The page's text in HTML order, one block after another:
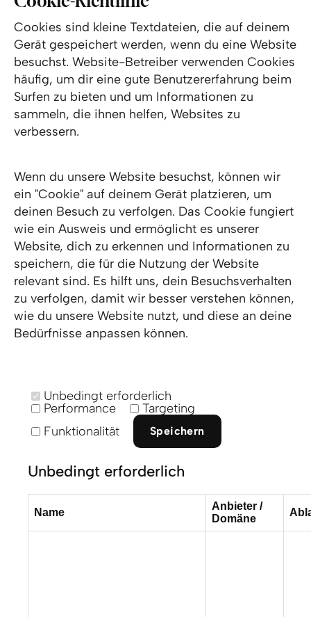
Cookies sind kleine Textdateien, die auf deinem
Gerät gespeichert werden, wenn du eine Website
besuchst. Website-Betreiber verwenden Cookies
häufig, um dir eine gute Benutzererfahrung beim
Surfen zu bieten und um Informationen zu
sammeln, die ihnen helfen, Websites zu
verbessern.
Wenn du unsere Website besuchst, können wir
ein "Cookie" auf deinem Gerät platzieren, um
deinen Besuch zu verfolgen. Das Cookie fungiert
wie ein Ausweis und ermöglicht es unserer
Website, dich zu erkennen und Informationen zu
speichern, die für die Nutzung der Website
relevant sind. Es hilft uns, dein Besuchsverhalten
zu verfolgen, damit wir besser verstehen können,
wie du unsere Website nutzt, und diese an deine
Bedürfnisse anpassen können.
Unbedingt erforderlich
Performance
Targeting
Funktionalität
Speichern
Unbedingt erforderlich
Name
Anbieter /
Domäne